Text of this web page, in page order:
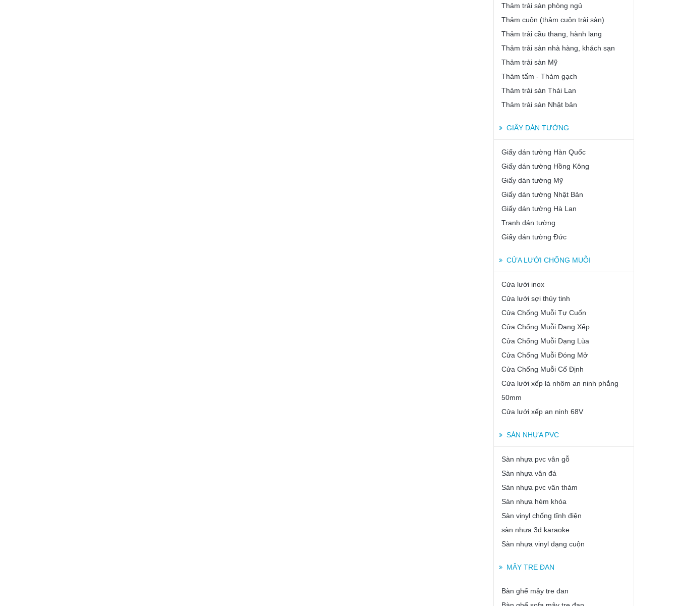
Thảm trải sàn phòng ngủ
Thảm cuộn (thảm cuộn trải sàn)
Thảm trải cầu thang, hành lang
Thảm trải sàn nhà hàng, khách sạn
Thảm trải sàn Mỹ
Thảm tấm - Thảm gạch
Thảm trải sàn Thái Lan
Thảm trải sàn Nhật bản
GIẤY DÁN TƯỜNG
Giấy dán tường Hàn Quốc
Giấy dán tường Hồng Kông
Giấy dán tường Mỹ
Giấy dán tường Nhật Bản
Giấy dán tường Hà Lan
Tranh dán tường
Giấy dán tường Đức
CỬA LƯỚI CHỐNG MUỖI
Cửa lưới inox
Cửa lưới sợi thủy tinh
Cửa Chống Muỗi Tự Cuốn
Cửa Chống Muỗi Dạng Xếp
Cửa Chống Muỗi Dạng Lùa
Cửa Chống Muỗi Đóng Mở
Cửa Chống Muỗi Cố Định
Cửa lưới xếp lá nhôm an ninh phẳng
50mm
Cửa lưới xếp an ninh 68V
SÀN NHỰA PVC
Sàn nhựa pvc vân gỗ
Sàn nhựa vân đá
Sàn nhựa pvc vân thảm
Sàn nhựa hèm khóa
Sàn vinyl chống tĩnh điện
sàn nhựa 3d karaoke
Sàn nhựa vinyl dạng cuộn
MÂY TRE ĐAN
Bàn ghế mây tre đan